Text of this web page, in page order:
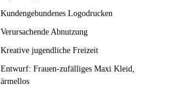
Kundengebundenes Logodrucken
Verursachende Abnutzung
Kreative jugendliche Freizeit
Entwurf: Frauen-zufälliges Maxi Kleid,
ärmellos